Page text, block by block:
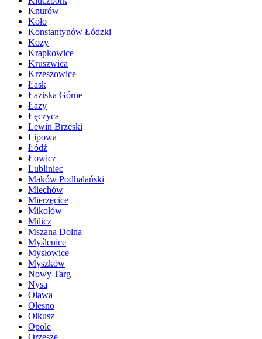
Knurów
Koło
Konstantynów Łódzki
Kozy
Krapkowice
Kruszwica
Krzeszowice
Łask
Łaziska Górne
Łazy
Łęczyca
Lewin Brzeski
Lipowa
Łódź
Łowicz
Lubliniec
Maków Podhalański
Miechów
Mierzęcice
Mikołów
Milicz
Mszana Dolna
Myślenice
Mysłowice
Myszków
Nowy Targ
Nysa
Oława
Olesno
Olkusz
Opole
Orzesze